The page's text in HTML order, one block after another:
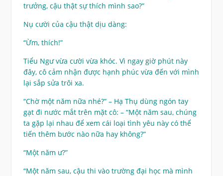
trưởng, cậu thật sự thích mình sao?”
Nụ cười của cậu thật dịu dàng:
“Ừm, thích!”
Tiểu Ngư vừa cười vừa khóc. Vì ngay giờ phút này
đây, cô cảm nhận được hạnh phúc vừa đến với mình
lại sắp sửa trôi xa.
“Chờ một năm nữa nhé?” – Hạ Thụ dùng ngón tay
gạt đi nước mắt trên mặt cô: – “Một năm sau, chúng
ta gặp lại nhau để xem cái loại tình yêu này có thể
tiến thêm bước nào nữa hay không?”
“Một năm ư?”
“Một năm sau, cậu thi vào trường đại học mà mình